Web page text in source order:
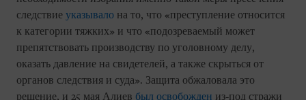
следствие указывало на то, что «преступление относится
к категории тяжких» и что «подозреваемый может
препятствовать производству по уголовному делу,
оказать давление на свидетелей, а также скрыться от
органов следствия и суда». Защита обжаловала это
решение, и 25 мая Алиев был освобожден из-под стражи